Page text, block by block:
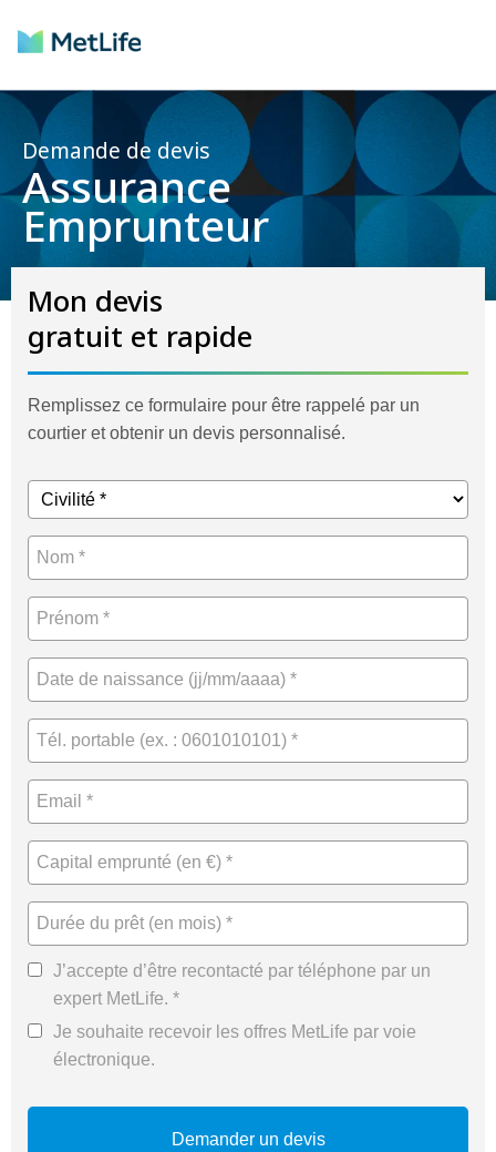
Demande de devis
Assurance
Emprunteur
Mon devis
gratuit et rapide
Remplissez ce formulaire pour être rappelé par un
courtier et obtenir un devis personnalisé.
J’accepte d’être recontacté par téléphone par un
expert MetLife. *
Je souhaite recevoir les offres MetLife par voie
électronique.